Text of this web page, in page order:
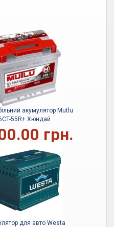
акумулятор Mutlu
55R+ Хюндай
грн.
для авто Westa